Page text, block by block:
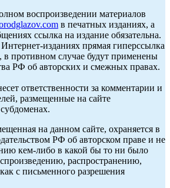
воспроизведении материалов
в печатных изданиях, а
ссылка на издание обязательна.
изданиях прямая гиперссылка
в противном случае будут применены
РФ об авторских и смежных правах.
ответственности за комментарии и
размещенные на сайте
на данном сайте, охраняется в
РФ об авторском праве и не
кем-либо в какой бы то ни было
распространению,
с письменного разрешения